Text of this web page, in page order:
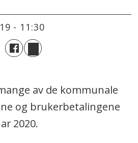
- 11:30
av de kommunale
og brukerbetalingene
2020.